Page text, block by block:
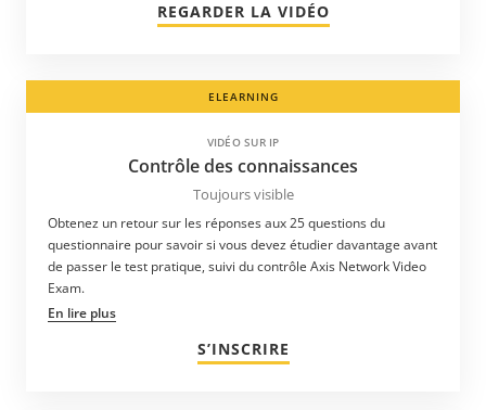
REGARDER LA VIDÉO
ELEARNING
VIDÉO SUR IP
Contrôle des connaissances
Toujours visible
Obtenez un retour sur les réponses aux 25 questions du
questionnaire pour savoir si vous devez étudier davantage avant
de passer le test pratique, suivi du contrôle Axis Network Video
Exam.
En lire plus
S’INSCRIRE